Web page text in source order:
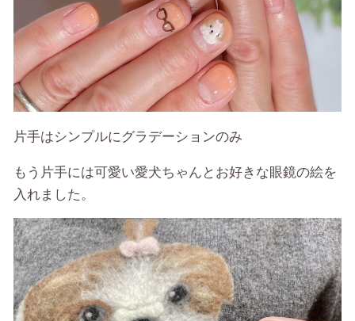
片手はシンプルにグラデーションのみ
もう片手には可愛い愛犬ちゃんとお好きな眼鏡の絵を
入れました。